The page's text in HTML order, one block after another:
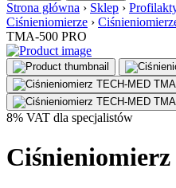
Strona główna › Sklep ›
Ciśnieniomierze ›
TMA-500 PRO
8% VAT dla specjalistów